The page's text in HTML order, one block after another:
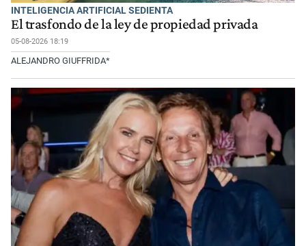
INTELIGENCIA ARTIFICIAL SEDIENTA
El trasfondo de la ley de propiedad privada
05-08-2026 18:19
ALEJANDRO GIUFFRIDA*